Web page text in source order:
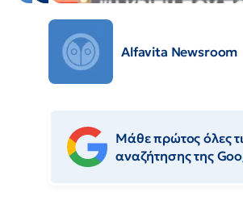
Alfavita Newsroom
Μάθε πρώτος όλες
αναζήτησης της